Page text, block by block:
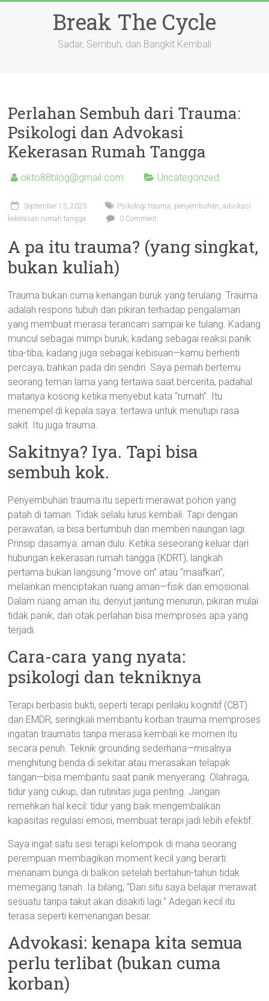
Break The Cycle
Sadar, Sembuh, dan Bangkit Kembali
Perlahan Sembuh dari Trauma:
Psikologi dan Advokasi
Kekerasan Rumah Tangga
okto88blog@gmail.com Uncategorized
September 13, 2025
Psikologi trauma, penyembuhan, advokasi
kekerasan rumah tangga
0 Comment
A pa itu trauma? (yang singkat,
bukan kuliah)
Trauma bukan cuma kenangan buruk yang terulang. Trauma
adalah respons tubuh dan pikiran terhadap pengalaman
yang membuat merasa terancam sampai ke tulang. Kadang
muncul sebagai mimpi buruk, kadang sebagai reaksi panik
tiba-tiba, kadang juga sebagai kebisuan—kamu berhenti
percaya, bahkan pada diri sendiri. Saya pernah bertemu
seorang teman lama yang tertawa saat bercerita, padahal
matanya kosong ketika menyebut kata “rumah”. Itu
menempel di kepala saya: tertawa untuk menutupi rasa
sakit. Itu juga trauma.
Sakitnya? Iya. Tapi bisa
sembuh kok.
Penyembuhan trauma itu seperti merawat pohon yang
patah di taman. Tidak selalu lurus kembali. Tapi dengan
perawatan, ia bisa bertumbuh dan memberi naungan lagi.
Prinsip dasarnya: aman dulu. Ketika seseorang keluar dari
hubungan kekerasan rumah tangga (KDRT), langkah
pertama bukan langsung “move on” atau “maafkan”,
melainkan menciptakan ruang aman—fisik dan emosional.
Dalam ruang aman itu, denyut jantung menurun, pikiran mulai
tidak panik, dan otak perlahan bisa memproses apa yang
terjadi.
Cara-cara yang nyata:
psikologi dan tekniknya
Terapi berbasis bukti, seperti terapi perilaku kognitif (CBT)
dan EMDR, seringkali membantu korban trauma memproses
ingatan traumatis tanpa merasa kembali ke momen itu
secara penuh. Teknik grounding sederhana—misalnya
menghitung benda di sekitar atau merasakan telapak
tangan—bisa membantu saat panik menyerang. Olahraga,
tidur yang cukup, dan rutinitas juga penting. Jangan
remehkan hal kecil: tidur yang baik mengembalikan
kapasitas regulasi emosi, membuat terapi jadi lebih efektif.
Saya ingat satu sesi terapi kelompok di mana seorang
perempuan membagikan moment kecil yang berarti:
menanam bunga di balkon setelah bertahun-tahun tidak
memegang tanah. Ia bilang, “Dari situ saya belajar merawat
sesuatu tanpa takut akan disakiti lagi.” Adegan kecil itu
terasa seperti kemenangan besar.
Advokasi: kenapa kita semua
perlu terlibat (bukan cuma
korban)